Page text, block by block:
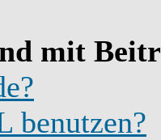
mit
benutzen?